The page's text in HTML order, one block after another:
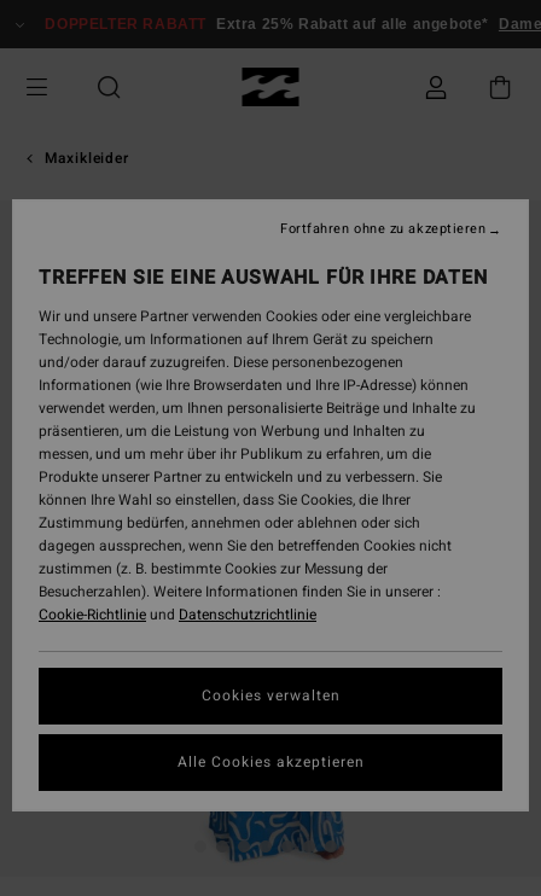
zur
springen
DOPPELTER RABATT Extra 25% Rabatt auf alle angebote* Damen
Maxikleider
TREFFEN SIE EINE AUSWAHL FÜR IHRE DATEN
Wir und unsere Partner verwenden Cookies oder eine vergleichbare
Technologie, um Informationen auf Ihrem Gerät zu speichern
und/oder darauf zuzugreifen. Diese personenbezogenen
Informationen (wie Ihre Browserdaten und Ihre IP-Adresse) können
verwendet werden, um Ihnen personalisierte Beiträge und Inhalte zu
präsentieren, um die Leistung von Werbung und Inhalten zu
messen, und um mehr über ihr Publikum zu erfahren, um die
Produkte unserer Partner zu entwickeln und zu verbessern. Sie
können Ihre Wahl so einstellen, dass Sie Cookies, die Ihrer
Zustimmung bedürfen, annehmen oder ablehnen oder sich
dagegen aussprechen, wenn Sie den betreffenden Cookies nicht
zustimmen (z. B. bestimmte Cookies zur Messung der
Besucherzahlen). Weitere Informationen finden Sie in unserer :
Cookie-Richtlinieund Datenschutzrichtlinie
Cookies verwalten
Fortfahren ohne zu akzeptieren
Alle Cookies akzeptieren